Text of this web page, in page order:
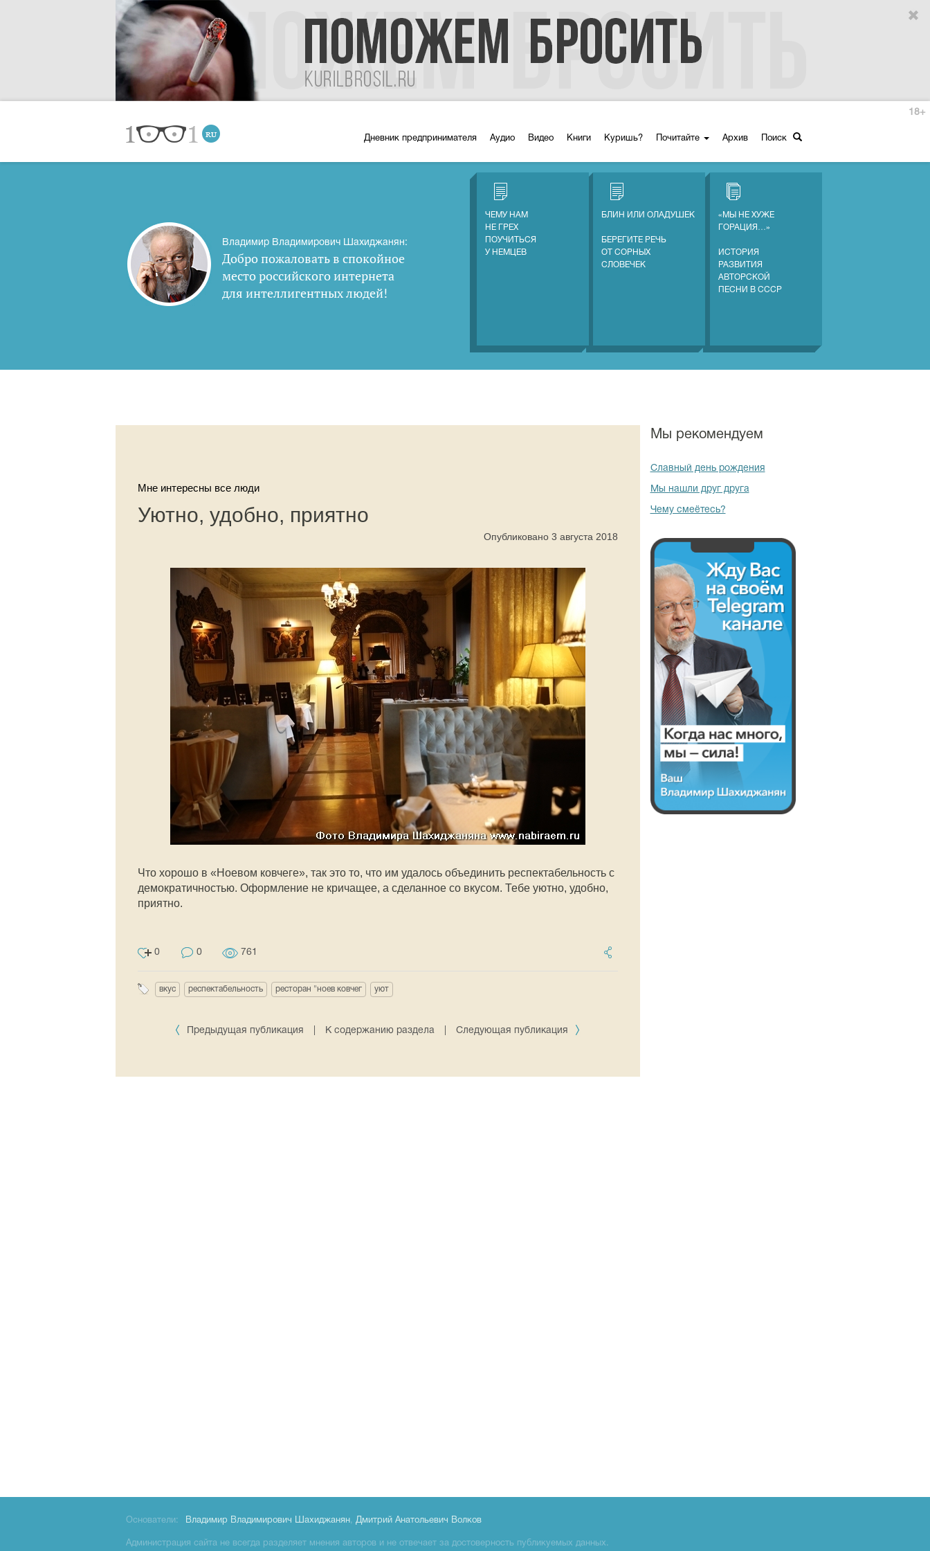
Дневник предпринимателя Аудио Видео Книги Куришь? Почитайте Архив Поиск
18+
Владимир Владимирович Шахиджанян:
Добро пожаловать в спокойное
место российского интернета
для интеллигентных людей!
ЧЕМУ НАМ
НЕ ГРЕХ
ПОУЧИТЬСЯ
У НЕМЦЕВ
БЛИН ИЛИ ОЛАДУШЕК
БЕРЕГИТЕ РЕЧЬ
ОТ СОРНЫХ
СЛОВЕЧЕК
«МЫ НЕ ХУЖЕ
ГОРАЦИЯ…»
ИСТОРИЯ
РАЗВИТИЯ
АВТОРСКОЙ
ПЕСНИ В СССР
Мне интересны все люди
Уютно, удобно, приятно
Опубликовано 3 августа 2018
Что хорошо в «Ноевом ковчеге», так это то, что им удалось объединить респектабельность с
демократичностью. Оформление не кричащее, а сделанное со вкусом. Тебе уютно, удобно,
приятно.
0 0 761
вкус респектабельность ресторан "ноев ковчег уют
Предыдущая публикация К содержанию раздела Следующая публикация
Мы рекомендуем
Славный день рождения
Мы нашли друг друга
Чему смеётесь?
Основатели: Владимир Владимирович Шахиджанян, Дмитрий Анатольевич Волков
Администрация сайта не всегда разделяет мнения авторов и не отвечает за достоверность публикуемых данных.